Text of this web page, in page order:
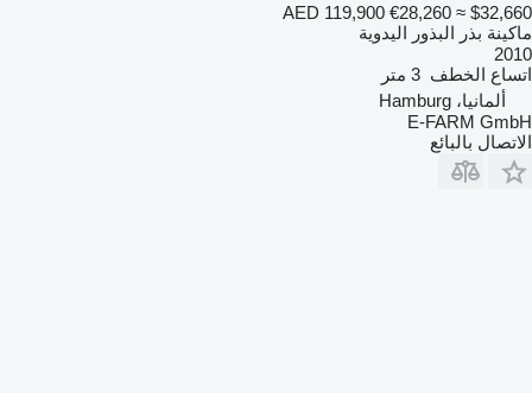
AED 119,900 €28,260 ≈ $32,660
ماكينة بذر البذور اليدوية
2010
اتساع الخطف 3 متر
ألمانيا، Hamburg
E-FARM GmbH
الاتصال بالبائع